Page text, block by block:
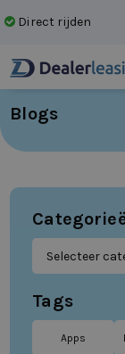
Direct rijden
Blogs
Tags
Apps